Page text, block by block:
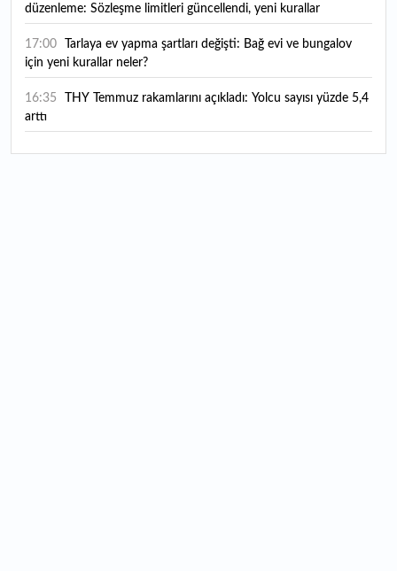
düzenleme: Sözleşme limitleri güncellendi, yeni kurallar
yürürlüğe girdi
17:00
için yeni kurallar neler?
16:35
arttı
16:27 Piyasaların beklediği veri geldi: ABD tarım dışı istihdam